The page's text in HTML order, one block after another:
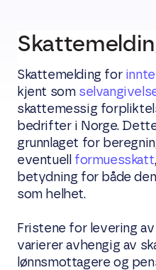
Skattemelding for
kjent som
skattemessig
bedrifter i Norge.
grunnlaget for
eventuell formuesskatt
betydning for både
som helhet.
Fristene for levering
varierer avhengig av
lønnsmottagere og